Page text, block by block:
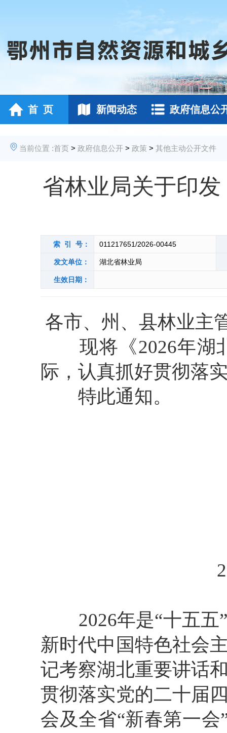
首 页 新闻动态 政府信息公
当前位置 :首页 > 政府信息公开 > 政策 > 其他主动公开文件
省林业局关于印
索 引 号： 011217651/2026-00445
发文单位： 湖北省林业局
生效日期：
各市、州、县林业主
现将《2026年湖
际，认真抓好贯彻落
特此通知。
2026年是“十五五
新时代中国特色社会
记考察湖北重要讲话
贯彻落实党的二十届
会及全省“新春第一会